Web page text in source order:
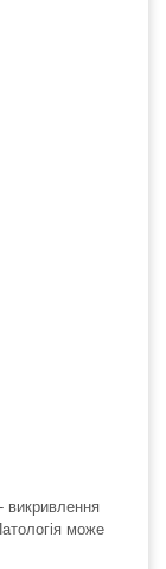
викривлення
може